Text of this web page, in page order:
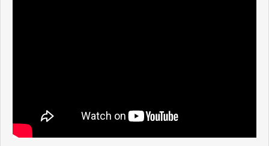
公式LINE（無料）